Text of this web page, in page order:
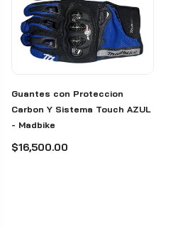
Guantes con Proteccion
Carbon Y Sistema Touch AZUL
- Madbike
$16,500.00